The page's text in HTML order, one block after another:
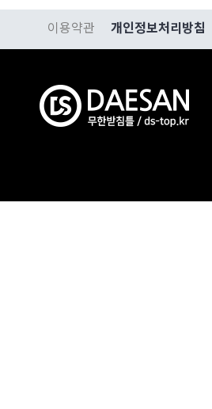
이용약관 개인정보처리방침